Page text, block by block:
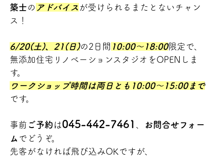
築士の アドバイス が受けられるまたとないチャン
ス！
6/20(土)、21(日)の2日間 10:00～18:00限定で、
無添加住宅リノベーションスタジオをOPENしま
す。
ワークショップ時間は両日とも10:00～15:00まで
です。
事前 ご予約 は045-442-7461
お問合せフォー
ム でどうぞ。
先客がなければ飛び込みOKですが、